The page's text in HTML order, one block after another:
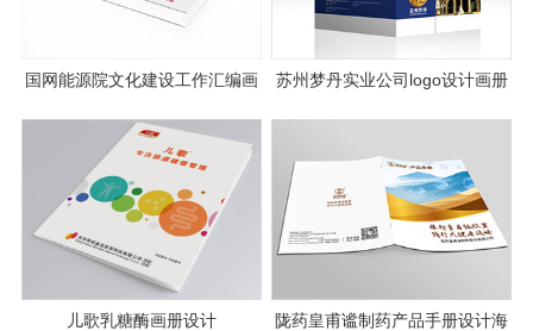
国网能源院文化建设工作汇编画
苏州梦丹实业公司logo设计画册
儿歌乳糖酶画册设计
陇药皇甫谧制药产品手册设计海